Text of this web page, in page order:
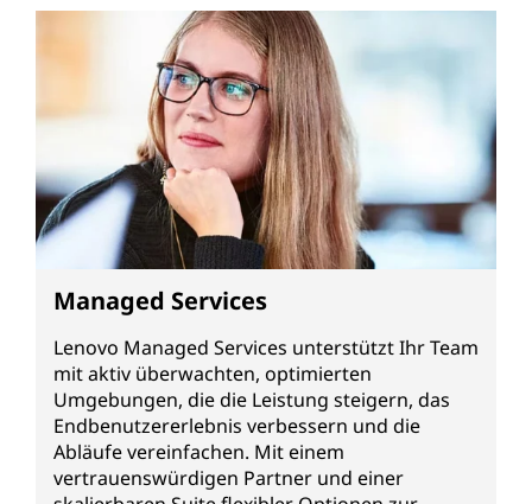
Managed Services
Lenovo Managed Services unterstützt Ihr Team
mit aktiv überwachten, optimierten
Umgebungen, die die Leistung steigern, das
Endbenutzererlebnis verbessern und die
Abläufe vereinfachen. Mit einem
vertrauenswürdigen Partner und einer